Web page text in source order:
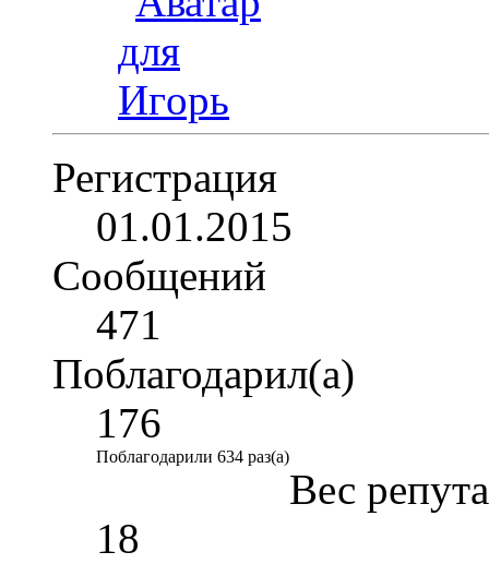
Регистрация
01.01.2015
Сообщений
471
Поблагодарил(а)
176
Поблагодарили 634 раз(а)
Вес
18